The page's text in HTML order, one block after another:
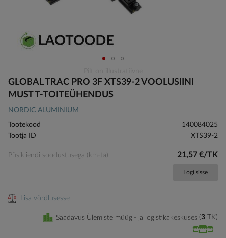
to
the
of
the
images
gallery
GLOBAL TRAC PRO 3F XTS39-2 VOOLUSIINI
MUST T-TOITEÜHENDUS
NORDIC ALUMINIUM
Tootekood
140084025
Tootja ID
XTS39-2
Püsikliendi soodustusega (km-ta) 21,57 €/TK
Logi sisse
Lisa võrdlusesse
Saadavus Ülemiste müügi- ja logistikakeskuses 3 TK